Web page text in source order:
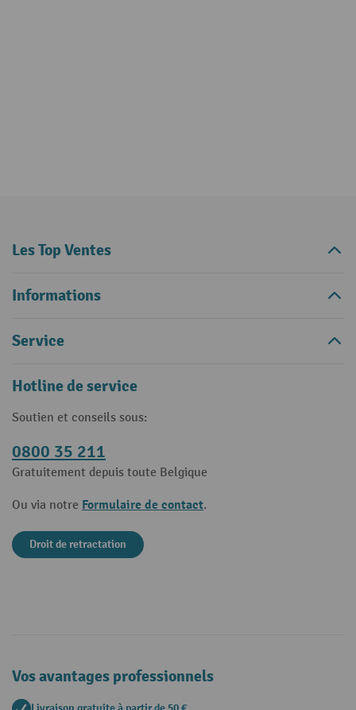
Les Top Ventes
Informations
Service
Hotline de service
Soutien et conseils sous:
0800 35 211
Gratuitement depuis toute Belgique
Ou via notre Formulaire de contact.
Droit de retractation
Vos avantages professionnels